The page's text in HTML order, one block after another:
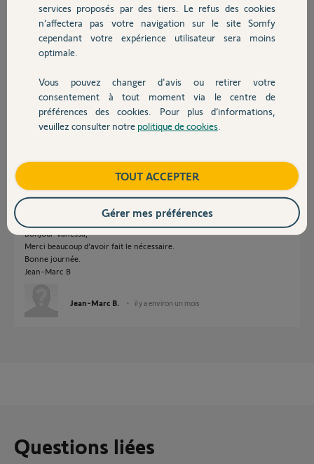
Autres produits
Devis avec un pro
Contact
Réponses
Bonjour Jean-Marc,
J'ai fais le nécessaire et supprimer les conforts thermiques de votre box.
Sachez qu'un incident a été ouvert auprès du service support pour ce
dysfonctionnement.
Bonjour Vanessa,
Merci beaucoup d'avoir fait le nécessaire.
Bonne journée.
Jean-Marc B
Jean-Marc B. il y a environ un mois
Questions liées
services proposés par des tiers. Le refus des cookies
n’affectera pas votre navigation sur le site Somfy
cependant votre expérience utilisateur sera moins
optimale.
Vous pouvez changer d'avis ou retirer votre
consentement à tout moment via le centre de
préférences des cookies. Pour plus d’informations,
veuillez consulter notre politique de cookies
TOUT ACCEPTER
Gérer mes préférences